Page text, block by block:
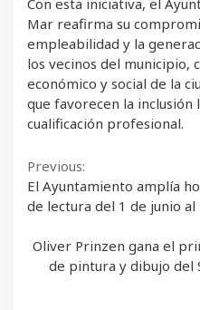
Mar reafirma su
empleabilidad y la
los vecinos del municipio,
económico y social de la
que favorecen la
cualificación profesional.
Continue
Reading
Previous:
El Ayuntamiento amplía
de lectura del 1 de junio al
Oliver Prinzen gana el
de pintura y dibujo del